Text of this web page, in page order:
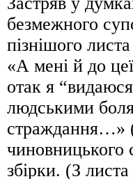
безмежного
пізнішого
«А мені й до
отак я
людськими
страждання…»
чиновницького
збірки. (З